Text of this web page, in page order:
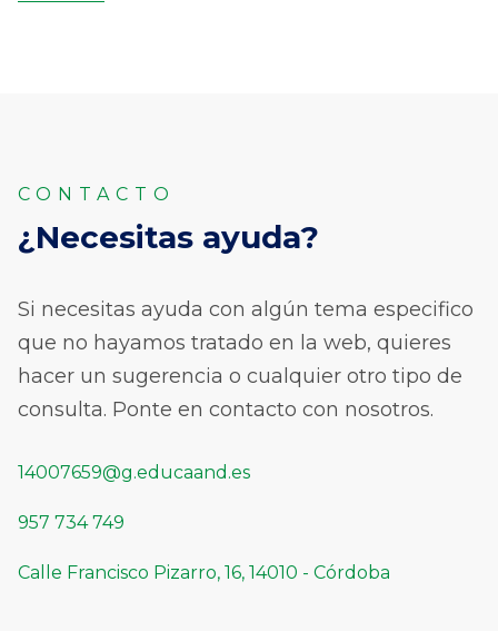
CONTACTO
¿Necesitas ayuda?
Si necesitas ayuda con algún tema especifico
que no hayamos tratado en la web, quieres
hacer un sugerencia o cualquier otro tipo de
consulta. Ponte en contacto con nosotros.
14007659@g.educaand.es
957 734 749
Calle Francisco Pizarro, 16, 14010 - Córdoba